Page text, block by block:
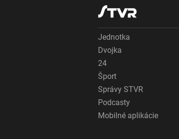
Jednotka
Dvojka
24
Šport
Správy STVR
Podcasty
Mobilné aplikácie